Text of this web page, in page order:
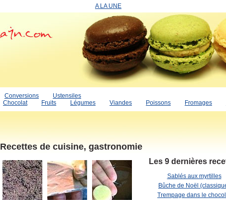
A LA UNE
Conversions
Ustensiles
Chocolat Fruits Légumes Viandes Poissons Fromages
Recettes de cuisine, gastronomie
Les 9 dernières
Sablés aux myrtilles
Bûche de Noël
Trempage dans le